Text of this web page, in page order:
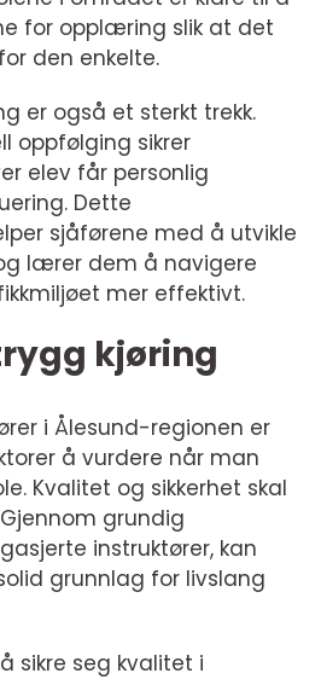
for opplæring slik at det
den enkelte.
er også et sterkt trekk.
oppfølging sikrer
elev får personlig
Dette
sjåførene med å utvikle
lærer dem å navigere
mer effektivt.
kjøring
i Ålesund-regionen er
å vurdere når man
Kvalitet og sikkerhet skal
grundig
instruktører, kan
grunnlag for livslang
sikre seg kvalitet i